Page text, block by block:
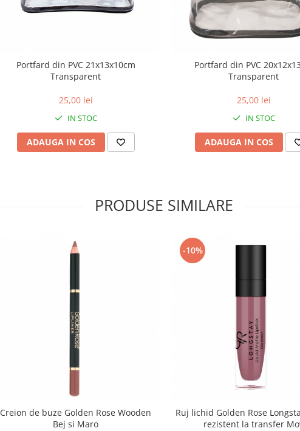
Portfard din PVC 21x13x10cm
Transparent
25,00 lei
IN STOC
ADAUGA IN COS
Portfard din PVC
Transparent
25,00 lei
IN STOC
ADAUGA IN COS
PRODUSE SIMILARE
Creion de buze Golden Rose Wooden
Bej si Maro
-10%
Ruj lichid Golden Rose
rezistent la transfer